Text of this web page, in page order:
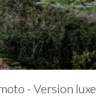
- Version luxe